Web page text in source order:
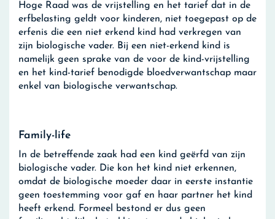
Hoge Raad was de vrijstelling en het tarief dat in de
erfbelasting geldt voor kinderen, niet toegepast op de
erfenis die een niet erkend kind had verkregen van
zijn biologische vader. Bij een niet-erkend kind is
namelijk geen sprake van de voor de kind-vrijstelling
en het kind-tarief benodigde bloedverwantschap maar
enkel van biologische verwantschap.
Family-life
In de betreffende zaak had een kind geërfd van zijn
biologische vader. Die kon het kind niet erkennen,
omdat de biologische moeder daar in eerste instantie
geen toestemming voor gaf en haar partner het kind
heeft erkend. Formeel bestond er dus geen